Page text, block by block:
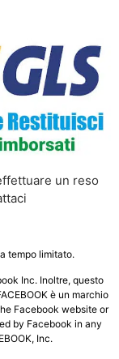
un reso
tempo limitato.
Inc. Inoltre, questo
è un marchio
Facebook website or
by Facebook in any
Inc.